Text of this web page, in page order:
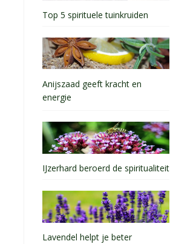
Top 5 spirituele tuinkruiden
Anijszaad geeft kracht en
energie
IJzerhard beroerd de spiritualiteit
Lavendel helpt je beter